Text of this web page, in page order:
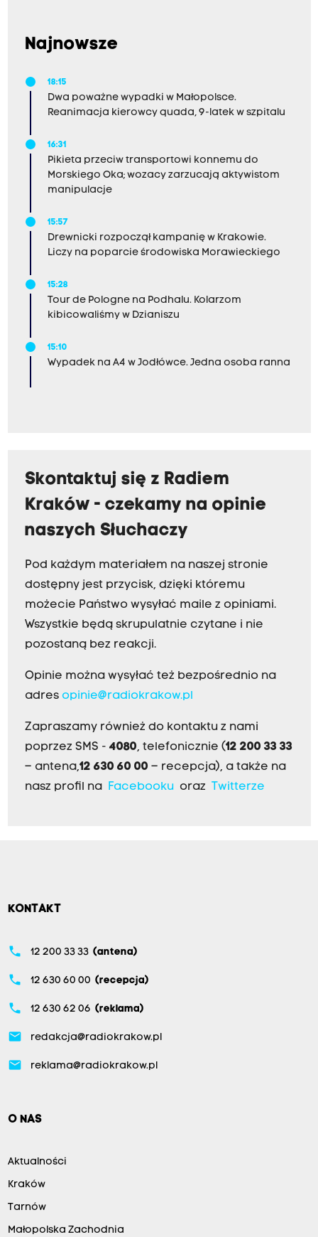
Najnowsze
18:15
Dwa poważne wypadki w Małopolsce.
Reanimacja kierowcy quada, 9-latek w szpitalu
16:31
Pikieta przeciw transportowi konnemu do
Morskiego Oka; wozacy zarzucają aktywistom
manipulacje
15:57
Drewnicki rozpoczął kampanię w Krakowie.
Liczy na poparcie środowiska Morawieckiego
15:28
Tour de Pologne na Podhalu. Kolarzom
kibicowaliśmy w Dzianiszu
15:10
Wypadek na A4 w Jodłówce. Jedna osoba ranna
Skontaktuj się z Radiem
Kraków - czekamy na opinie
naszych Słuchaczy
Pod każdym materiałem na naszej stronie
dostępny jest przycisk, dzięki któremu
możecie Państwo wysyłać maile z opiniami.
Wszystkie będą skrupulatnie czytane i nie
pozostaną bez reakcji.
Opinie można wysyłać też bezpośrednio na
adres opinie@radiokrakow.pl
Zapraszamy również do kontaktu z nami
poprzez SMS - 4080, telefonicznie (12 200 33 33
– antena,12 630 60 00 – recepcja), a także na
nasz profil na Facebookuoraz Twitterze
KONTAKT
phone 12 200 33 33 (antena)
phone 12 630 60 00 (recepcja)
phone 12 630 62 06 (reklama)
email redakcja@radiokrakow.pl
email reklama@radiokrakow.pl
O NAS
Aktualności
Kraków
Tarnów
Małopolska Zachodnia